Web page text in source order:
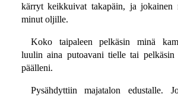
kärryt keikkuivat takapäin, ja jokainen
minut oljille.
Koko taipaleen pelkäsin minä
luulin aina putoavani tielle tai pelkäsin
päälleni.
Pysähdyttiin majatalon edustalle.